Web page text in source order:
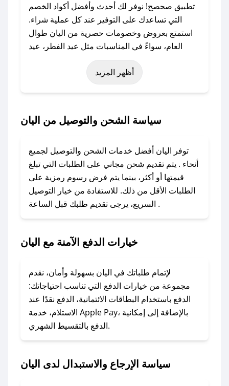
تطبيق صحصح! نوفر لك أحدث وأفضل أكواد الخصم
التي تساعدك على التوفير عند كل عملية شراء.
استمتع بعروض وخصومات حصرية من اليان طوال
العام، سواءً في المناسبات مثل عيد الفطر، عيد
الأضحى، الجمعة البيضاء (شهر نوفمبر)، رمضان،
اليوم الوطني، يوم التأسيس، أو حتى عروض خاصة
باستخدام تطبيق صحصح، يمكنك العثور بسهولة على
معنا عبر تويتر أو البريد الإلكتروني لإضافته بسرعة.
### كيفية استخدام كود خصم اليان؟
1. انسخ كود الخصم من تطبيق صحصح.
2. الصقه في خانة الدفع عند التسوق من اليان.
لا تقلق! يمكنك التواصل مع فريق دعم صحصح عبر
وسنقوم بحل المشكلة في أسرع وقت ممكن.
### ماذا أفعل إذا لم أجد كود خصم لمتجري
المفضل؟
في حال عدم توفر كوبونات لمتجرك المفضل، يمكنك
مراسلتنا مباشرة وسنعمل على توفير الكوبونات في
أظهر المزيد
سياسة الشحن والتوصيل من اليان
توفر اليان أفضل خدمات الشحن والتوصيل لجميع
أنحاء . يتم تقديم شحن مجاني على الطلبات التي تبلغ
قيمتها أو أكثر، بينما يتم فرض رسوم رمزية على
الطلبات الأقل من ذلك. للاستفادة من خيار التوصيل
السريع، يرجى تقديم طلبك قبل الساعة .
خيارات الدفع الآمنة مع اليان
لإتمام طلباتك في اليان بسهولة وأمان، نقدم
مجموعة من خيارات الدفع التي تناسب احتياجاتك:
الدفع باستخدام البطاقات الائتمانية، الدفع نقدًا عند
الاستلام، خدمة Apple Pay، بالإضافة إلى إمكانية
الدفع بالتقسيط الشهري.
سياسة الإرجاع والاستبدال لدى اليان